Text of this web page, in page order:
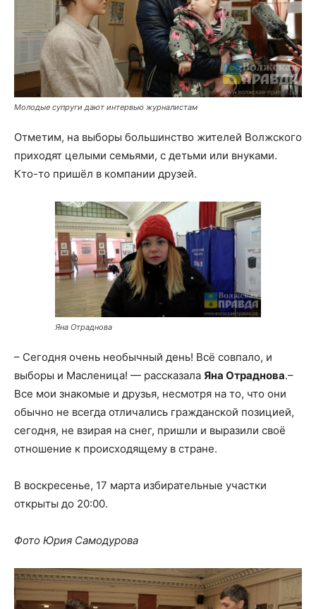
Молодые супруги дают интервью журналистам
Отметим, на выборы большинство жителей Волжского
приходят целыми семьями, с детьми или внуками.
Кто-то пришёл в компании друзей.
Яна Отраднова
– Сегодня очень необычный день! Всё совпало, и
выборы и Масленица! — рассказала Яна Отраднова.–
Все мои знакомые и друзья, несмотря на то, что они
обычно не всегда отличались гражданской позицией,
сегодня, не взирая на снег, пришли и выразили своё
отношение к происходящему в стране.
В воскресенье, 17 марта избирательные участки
открыты до 20:00.
Фото Юрия Самодурова